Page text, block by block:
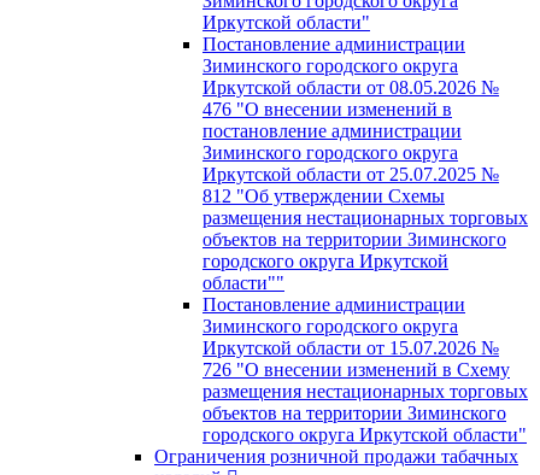
Иркутской области"
Постановление администрации
Зиминского городского округа
Иркутской области от 08.05.2026 №
476 "О внесении изменений в
постановление администрации
Зиминского городского округа
Иркутской области от 25.07.2025 №
812 "Об утверждении Схемы
размещения нестационарных торговых
объектов на территории Зиминского
городского округа Иркутской
области""
Постановление администрации
Зиминского городского округа
Иркутской области от 15.07.2026 №
726 "О внесении изменений в Схему
размещения нестационарных торговых
объектов на территории Зиминского
городского округа Иркутской области"
Ограничения розничной продажи табачных